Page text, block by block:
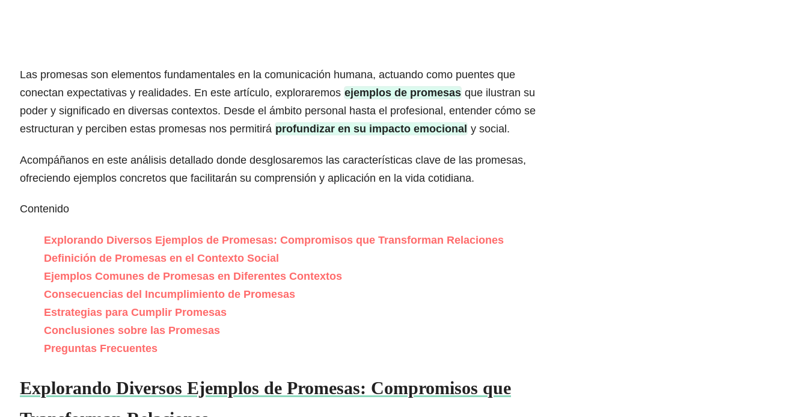
Las promesas son elementos fundamentales en la comunicación humana, actuando como puentes que
conectan expectativas y realidades. En este artículo, exploraremos ejemplos de promesas que ilustran su
poder y significado en diversas contextos. Desde el ámbito personal hasta el profesional, entender cómo se
estructuran y perciben estas promesas nos permitirá profundizar en su impacto emocional y social.
Acompáñanos en este análisis detallado donde desglosaremos las características clave de las promesas,
ofreciendo ejemplos concretos que facilitarán su comprensión y aplicación en la vida cotidiana.
Contenido
Explorando Diversos Ejemplos de Promesas: Compromisos que Transforman Relaciones
Definición de Promesas en el Contexto Social
Ejemplos Comunes de Promesas en Diferentes Contextos
Consecuencias del Incumplimiento de Promesas
Estrategias para Cumplir Promesas
Conclusiones sobre las Promesas
Preguntas Frecuentes
Explorando Diversos Ejemplos de Promesas: Compromisos que